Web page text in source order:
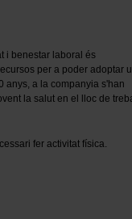
i benestar laboral és
per a poder adoptar
anys, a la companyia s'han
la salut en el lloc de
fer activitat física.